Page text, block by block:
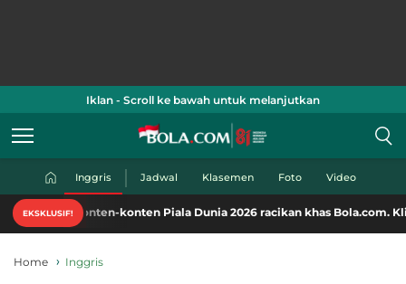
Iklan - Scroll ke bawah untuk melanjutkan
Inggris Jadwal Klasemen Foto Video
EKSKLUSIF!
konten Piala Dunia 2026 racikan khas Bola.com. Klik di sini!
Home Inggris